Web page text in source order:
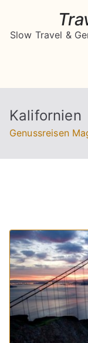
springen
Slow Travel &
Kalifornien
Genussreisen